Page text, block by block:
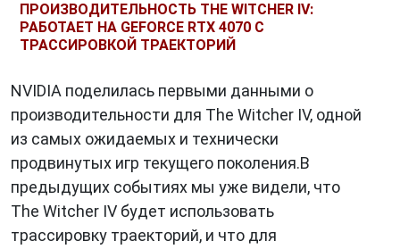
ПРОИЗВОДИТЕЛЬНОСТЬ THE WITCHER IV:
РАБОТАЕТ НА GEFORCE RTX 4070 С
ТРАССИРОВКОЙ ТРАЕКТОРИЙ
NVIDIA поделилась первыми данными о
производительности для The Witcher IV, одной
из самых ожидаемых и технически
продвинутых игр текущего поколения.В
предыдущих событиях мы уже видели, что
The Witcher IV будет использовать
трассировку траекторий, и что для